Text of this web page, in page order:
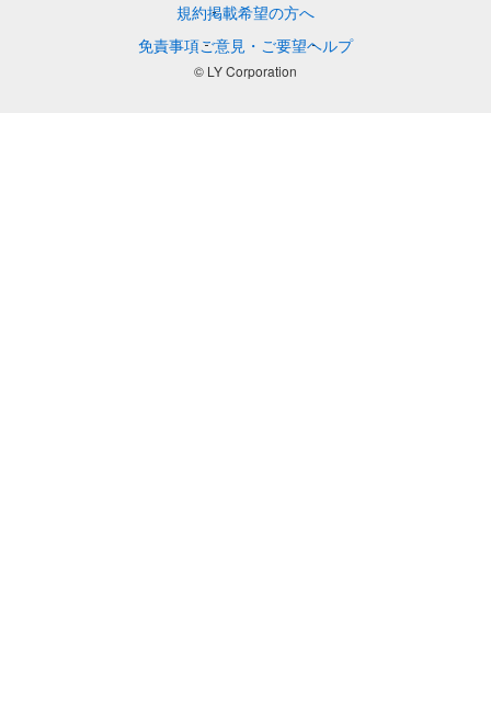
規約掲載希望の方へ
免責事項ご意見・ご要望ヘルプ
© LY Corporation